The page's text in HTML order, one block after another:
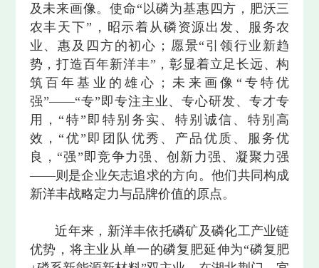
及未来画像。使命“以磷为基惠四方，肥沃三
农丰天下”，昭示着从磷资源出发、服务农
业、惠及四方的初心；愿景“引领行业新趋
势，打造百年新洋丰”，彰显着立足长远、构
筑百年基业的雄心；未来画像“专特优
强”——“专”即专注主业、专心研发、专才专
用，“特”即特别务实、特别诚信、特别高
效，“优”即团队优秀、产品优质、服务优
良，“强”即竞争力强、创新力强、凝聚力强
——则是企业矢志追求的方向。他们共同构成
新洋丰战略定力与品牌价值的原点。
近年来，新洋丰依托磷矿及磷化工产业链
优势，将主业从单一的磷复肥延伸为“磷复肥